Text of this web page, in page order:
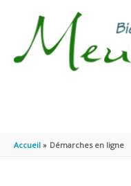
Accueil Démarches en ligne